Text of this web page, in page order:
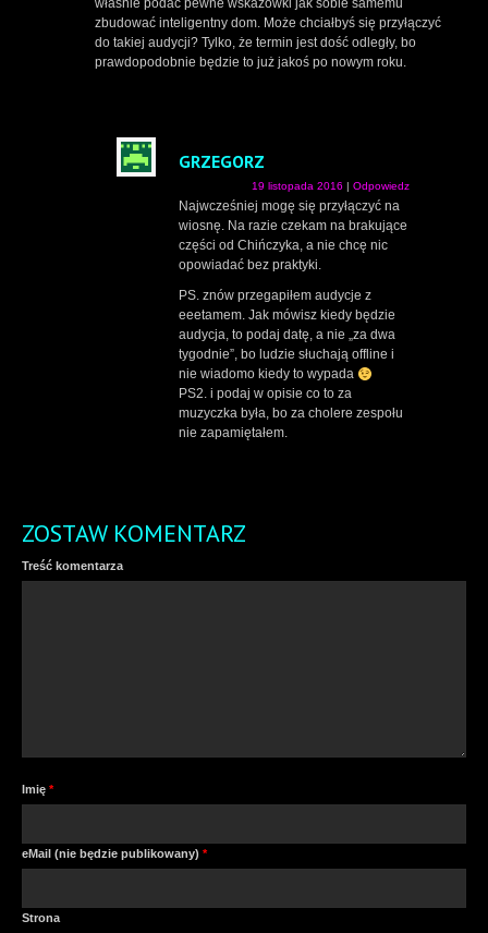
właśnie podać pewne wskazówki jak sobie samemu
zbudować inteligentny dom. Może chciałbyś się przyłączyć
do takiej audycji? Tylko, że termin jest dość odległy, bo
prawdopodobnie będzie to już jakoś po nowym roku.
GRZEGORZ
19 listopada 2016 Odpowiedz
Najwcześniej mogę się przyłączyć na
wiosnę. Na razie czekam na brakujące
części od Chińczyka, a nie chcę nic
opowiadać bez praktyki.
PS. znów przegapiłem audycje z
eeetamem. Jak mówisz kiedy będzie
audycja, to podaj datę, a nie „za dwa
tygodnie”, bo ludzie słuchają offline i
nie wiadomo kiedy to wypada
PS2. i podaj w opisie co to za
muzyczka była, bo za cholere zespołu
nie zapamiętałem.
ZOSTAW KOMENTARZ
Treść komentarza
Imię *
eMail (nie będzie publikowany) *
Strona